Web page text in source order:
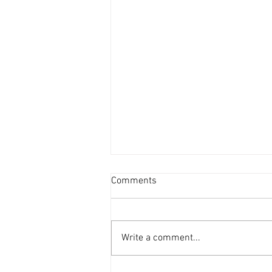
新盤平均面積見回升 [香港經
的房屋指標不應只停留於「興建多
少個單位」的數量層面，而應涵蓋
Comments
Write a comment...